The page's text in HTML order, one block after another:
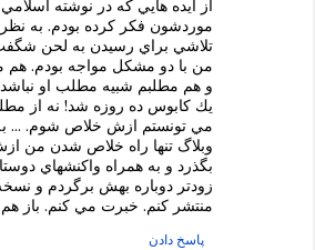
از ايده هايي كه در نوشته
موردشون فكر كرده بودم. به
تلاشي براي رسيدن به لحن شگفت
من با دو مشكل مواجه بودم. هم
و هم مطلبم شبيه مطلب او
يك كابوس ده روزه شد! نه از
مي تونستم ازش خلاص شوم. ...
وبلاگ تنها راه خلاص شدن من
بگذرد و به همراه واكنشهاي
زودتر دوباره بهش برگردم و
منتشر كنم. خبرت مي كنم. باز
پاسخ دادن